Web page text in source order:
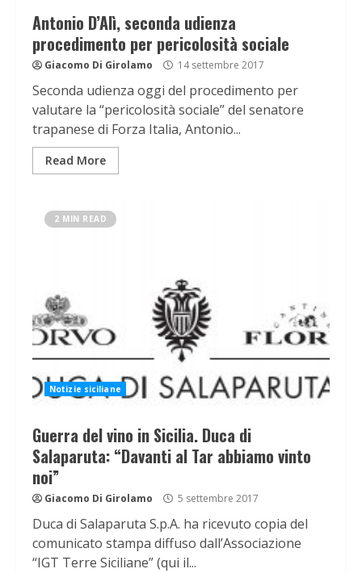
Antonio D’Alì, seconda udienza
procedimento per pericolosità sociale
Giacomo Di Girolamo 14 settembre 2017
Seconda udienza oggi del procedimento per
valutare la “pericolosità sociale” del senatore
trapanese di Forza Italia, Antonio...
Read More
2 MIN READ
Notizie siciliane
Guerra del vino in Sicilia. Duca di
Salaparuta: “Davanti al Tar abbiamo vinto
noi”
Giacomo Di Girolamo 5 settembre 2017
Duca di Salaparuta S.p.A. ha ricevuto copia del
comunicato stampa diffuso dall’Associazione
“IGT Terre Siciliane” (qui il...